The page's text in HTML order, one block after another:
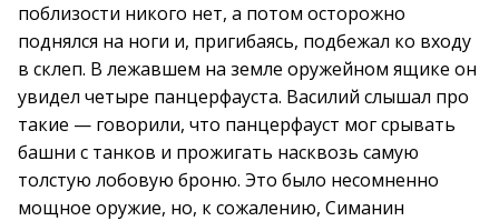
поблизости никого нет, а потом осторожно
поднялся на ноги и, пригибаясь, подбежал ко входу
в склеп. В лежавшем на земле оружейном ящике он
увидел четыре панцерфауста. Василий слышал про
такие — говорили, что панцерфауст мог срывать
башни с танков и прожигать насквозь самую
толстую лобовую броню. Это было несомненно
мощное оружие, но, к сожалению, Симанин